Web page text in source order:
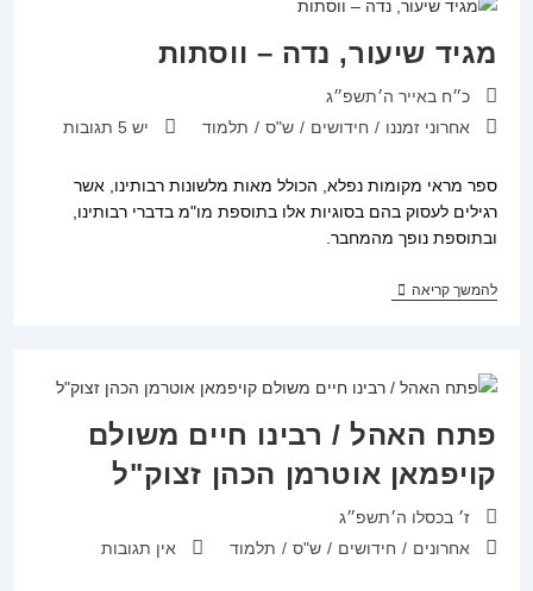
מגיד שיעור, נדה – ווסתות
פורסם:כ״ח באייר ה׳תשפ״ג
קטגוריה:אחרוני זמננו / חידושים / ש"ס / תלמוד תגובות:
יש 5 תגובות
ספר מראי מקומות נפלא, הכולל מאות מלשונות רבותינו, אשר
רגילים לעסוק בהם בסוגיות אלו בתוספת מו"מ בדברי רבותינו,
ובתוספת נופך מהמחבר.
להמשך קריאהמגיד
פתח האהל / רבינו חיים משולם
קויפמאן אוטרמן הכהן זצוק"ל
פורסם:ז׳ בכסלו ה׳תשפ״ג
קטגוריה:
אחרונים / חידושים / ש"ס / תלמוד תגובות:אין תגובות